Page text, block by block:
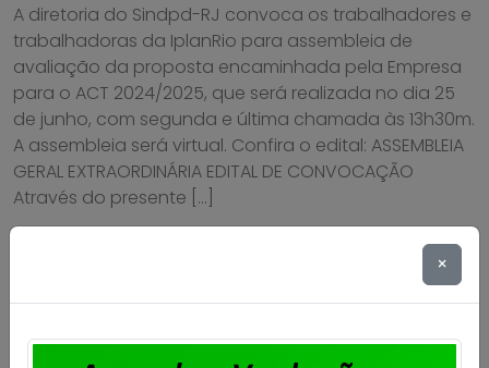
A diretoria do Sindpd-RJ convoca os trabalhadores e
trabalhadoras da IplanRio para assembleia de
avaliação da proposta encaminhada pela Empresa
para o ACT 2024/2025, que será realizada no dia 25
de junho, com segunda e última chamada às 13h30m.
A assembleia será virtual. Confira o edital: ASSEMBLEIA
GERAL EXTRAORDINÁRIA EDITAL DE CONVOCAÇÃO
Através do presente […]
×